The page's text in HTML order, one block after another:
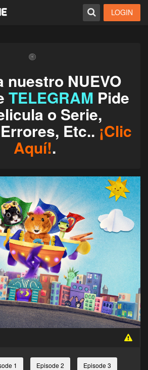
LOGIN
nuestro NUEVO
TELEGRAM Pide
o Serie,
Etc.. ¡Clic
Aquí!.
1 Episode 2 Episode 3